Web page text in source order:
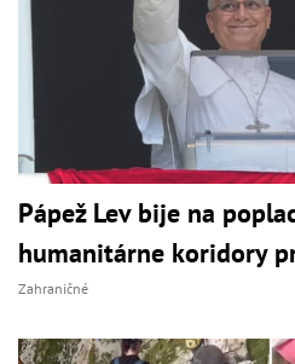
Pápež Lev bije na
humanitárne koridory
Zahraničné